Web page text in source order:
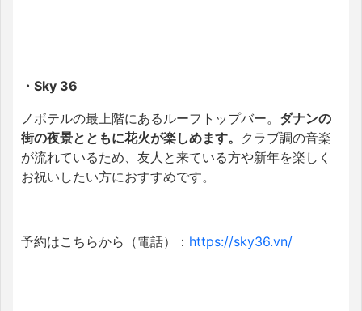
・Sky 36
ノボテルの最上階にあるルーフトップバー。 ダナンの
街の夜景とともに花火が楽しめます。 クラブ調の音楽
が流れているため、友人と来ている方や新年を楽しく
お祝いしたい方におすすめです。
予約はこちらから（電話）： https://sky36.vn/